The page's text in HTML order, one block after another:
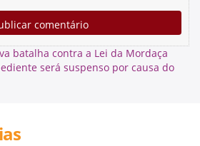
batalha contra a Lei da Mordaça
será suspenso por causa do